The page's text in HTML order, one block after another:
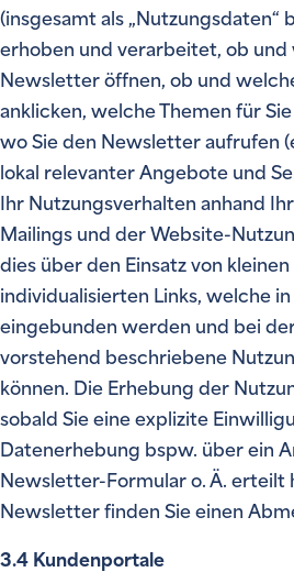
(insgesamt als „Nutzungsdaten“
erhoben und verarbeitet, ob und
Newsletter öffnen, ob und
anklicken, welche Themen für
wo Sie den Newsletter aufrufen
lokal relevanter Angebote und
Ihr Nutzungsverhalten anhand
Mailings und der Website-
dies über den Einsatz von
individualisierten Links, welche
eingebunden werden und bei
vorstehend beschriebene
können. Die Erhebung der
sobald Sie eine explizite
Datenerhebung bspw. über ein
Newsletter-Formular o. Ä. erteilt
Newsletter finden Sie einen
3.4 Kundenportale